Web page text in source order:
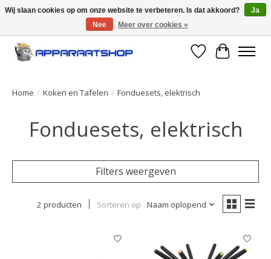
Large selection of products and fast shipping!
Verlanglijst
Home / Koken en Tafelen / Fonduesets, elektrisch
Fonduesets, elektrisch
Filters weergeven
2 producten Sorteren op Naam oplopend
Wij slaan cookies op om onze website te verbeteren. Is dat akkoord?
Ja
Nee
Meer over cookies »